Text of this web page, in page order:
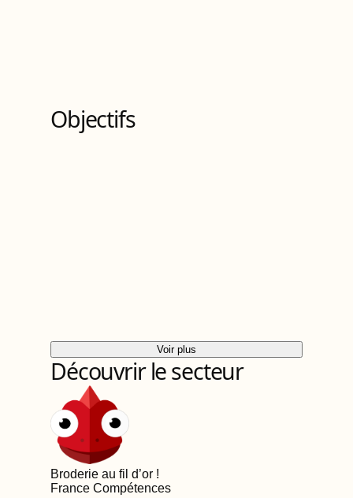
Objectifs
Voir plus
Découvrir le secteur
Broderie au fil d’or !
France Compétences